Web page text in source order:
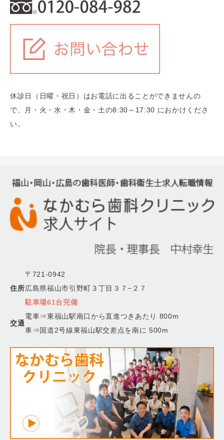
休診日（日曜・祝日）はお電話に出ることができませんの
で、月・火・水・木・金・土の8:30～17:30 におかけくださ
い。
住所
〒721-0942
広島県福山市引野町３丁目３７−２７
駐車場61台完備
交通
電車⇒東福山駅南口から直進つきあたり 800m
車⇒国道2号線東福山駅交差点を南に 500m